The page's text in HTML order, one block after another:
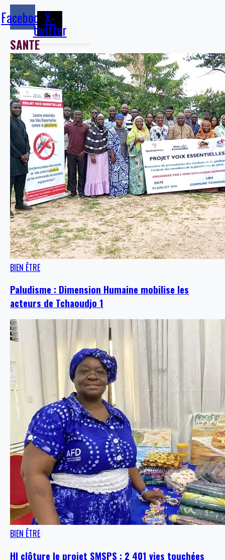
FacebookX-
twitter
SANTE
BIEN ÊTRE
Paludisme : Dimension Humaine mobilise les
acteurs de Tchaoudjo 1
BIEN ÊTRE
HI clôture le projet SMSPS : 2 401 vies touchées